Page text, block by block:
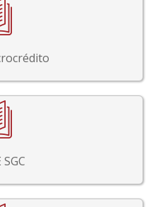
SGC